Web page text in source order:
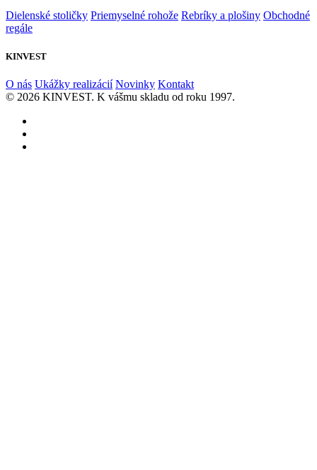
Dielenské stoličky Priemyselné rohože Rebríky a plošiny Obchodné
regále
KINVEST
O nás Ukážky realizácií Novinky Kontakt
© 2026 KINVEST. K vášmu skladu od roku 1997.